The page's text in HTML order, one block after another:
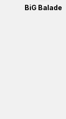
BiG Balade